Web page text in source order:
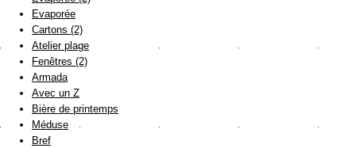
Evaporée
Cartons (2)
Atelier plage
Fenêtres (2)
Armada
Avec un Z
Bière de printemps
Méduse
Bref